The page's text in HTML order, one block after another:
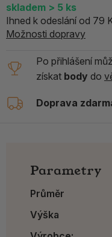
skladem > 5 ks
Ihned k odeslání od 79
Možnosti dopravy
Po přihlášení
získat body do
Doprava
Parametry
Průměr
Výška